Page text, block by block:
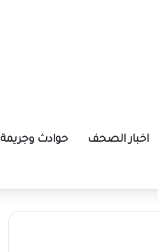
اخبار الصحف حوادث وجريمة